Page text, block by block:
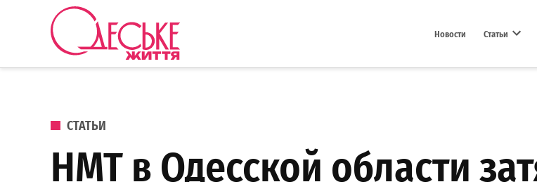
Перейти к содержанию
Новости Статьи
ОПУБЛИКОВАНО В
СТАТЬИ
НМТ в Одесской области